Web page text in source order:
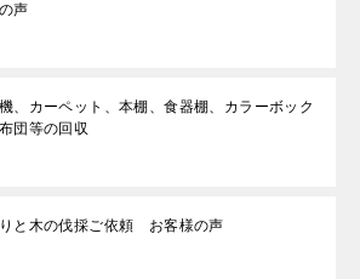
声
、カーペット、本棚、食器棚、カラーボック
団等の回収
と木の伐採ご依頼 お客様の声